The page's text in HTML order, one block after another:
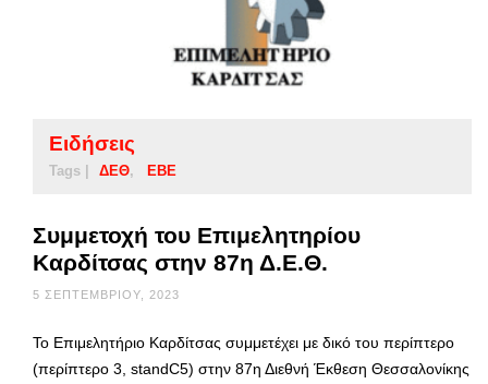
Ειδήσεις
Tags | ΔΕΘ ΕΒΕ
Συμμετοχή του Επιμελητηρίου
Καρδίτσας στην 87η Δ.Ε.Θ.
5 ΣΕΠΤΕΜΒΡΊΟΥ, 2023
Το Επιμελητήριο Καρδίτσας συμμετέχει με δικό του περίπτερο
(περίπτερο 3, standC5) στην 87η Διεθνή Έκθεση Θεσσαλονίκης